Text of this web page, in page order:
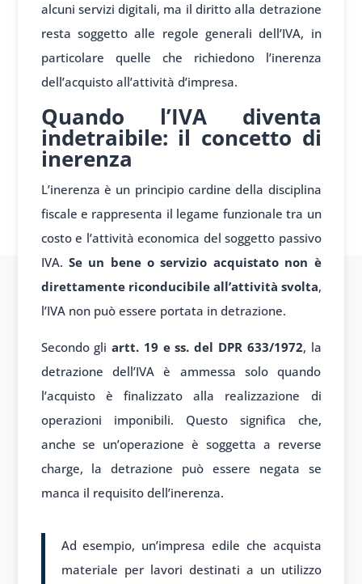
alcuni servizi digitali, ma il diritto alla detrazione
resta soggetto alle regole generali dell’IVA, in
particolare quelle che richiedono l’inerenza
dell’acquisto all’attività d’impresa.
Quando l’IVA diventa
indetraibile: il concetto di
inerenza
L’inerenza è un principio cardine della disciplina
fiscale e rappresenta il legame funzionale tra un
costo e l’attività economica del soggetto passivo
IVA. Se un bene o servizio acquistato non è
direttamente riconducibile all’attività svolta,
l’IVA non può essere portata in detrazione.
Secondo gliartt. 19 e ss. del DPR 633/1972, la
detrazione dell’IVA è ammessa solo quando
l’acquisto è finalizzato alla realizzazione di
operazioni imponibili. Questo significa che,
anche se un’operazione è soggetta a reverse
charge, la detrazione può essere negata se
manca il requisito dell’inerenza.
Ad esempio, un’impresa edile che acquista
materiale per lavori destinati a un utilizzo